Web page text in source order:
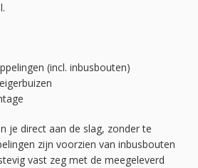
(incl. inbusbouten)
je direct aan de slag, zonder te
zijn voorzien van inbusbouten
vast zeg met de meegeleverd